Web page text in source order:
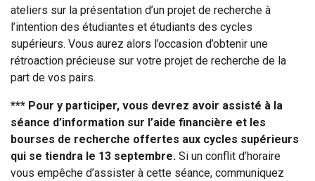
ateliers sur la présentation d’un projet de recherche à
l’intention des étudiantes et étudiants des cycles
supérieurs. Vous aurez alors l’occasion d’obtenir une
rétroaction précieuse sur votre projet de recherche de la
part de vos pairs.
*** Pour y participer, vous devrez avoir assisté à la
séance d’information sur l’aide financière et les
bourses de recherche offertes aux cycles supérieurs
qui se tiendra le 13 septembre. Si un conflit d’horaire
vous empêche d’assister à cette séance, communiquez